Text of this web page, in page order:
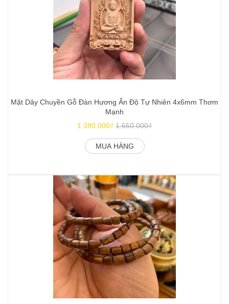
Mặt Dây Chuyền Gỗ Đàn Hương Ấn Độ Tự Nhiên 4x6mm Thơm
Mạnh
1.380.000₫ 1.650.000₫
MUA HÀNG